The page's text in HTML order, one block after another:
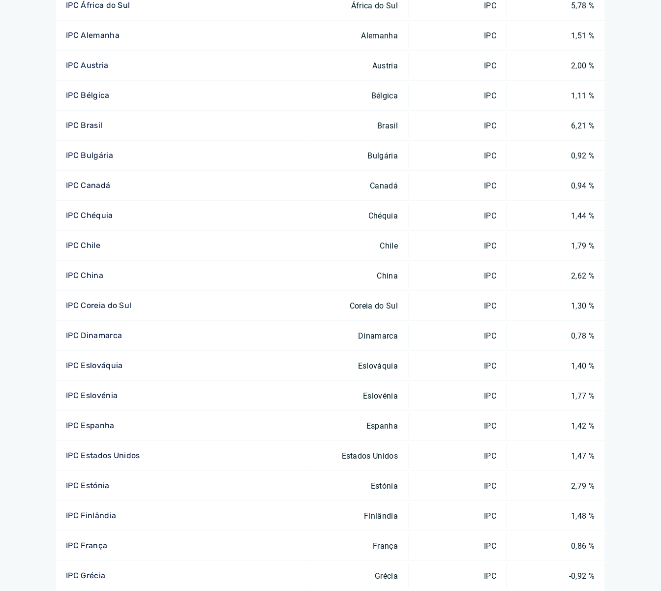
IPC África do Sul África do Sul IPC 5,78 %
IPC Alemanha Alemanha IPC 1,51 %
IPC Austria Austria IPC 2,00 %
IPC Bélgica Bélgica IPC 1,11 %
IPC Brasil Brasil IPC 6,21 %
IPC Bulgária Bulgária IPC 0,92 %
IPC Canadá Canadá IPC 0,94 %
IPC Chéquia Chéquia IPC 1,44 %
IPC Chile Chile IPC 1,79 %
IPC China China IPC 2,62 %
IPC Coreia do Sul Coreia do Sul IPC 1,30 %
IPC Dinamarca Dinamarca IPC 0,78 %
IPC Eslováquia Eslováquia IPC 1,40 %
IPC Eslovénia Eslovénia IPC 1,77 %
IPC Espanha Espanha IPC 1,42 %
IPC Estados Unidos Estados Unidos IPC 1,47 %
IPC Estónia Estónia IPC 2,79 %
IPC Finlândia Finlândia IPC 1,48 %
IPC França França IPC 0,86 %
IPC Grécia Grécia IPC -0,92 %